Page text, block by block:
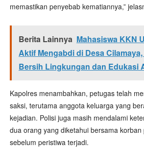
memastikan penyebab kematiannya,”
Berita Lainnya Mahasiswa KKN
Aktif Mengabdi di Desa
Bersih Lingkungan dan Edukasi
Kapolres menambahkan, petugas telah
saksi, terutama anggota keluarga yang
kejadian. Polisi juga masih mendalami
dua orang yang diketahui bersama korban
sebelum peristiwa terjadi.